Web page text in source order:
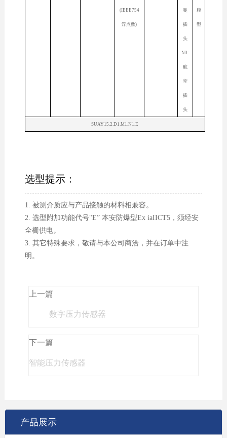
(IEEE754
浮点数)
曼
插
头
N3:
航
空
插
头
膜
型
SUAY15.2.D1.M1.N1.E
选型提示：
1. 被测介质应与产品接触的材料相兼容。
2. 选型附加功能代号"E” 本安防爆型Ex iaIICT5，须经安
全栅供电。
3. 其它特殊要求，敬请与本公司商洽，并在订单中注
明。
上一篇
数字压力传感器
下一篇
智能压力传感器
产品展示